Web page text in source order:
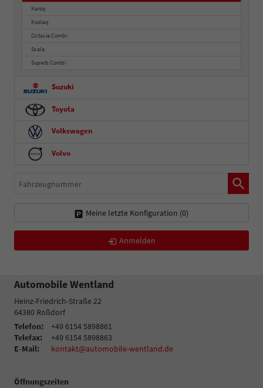
Karoq
Kodiaq
Octavia Combi
Scala
Superb Combi
Suzuki
Toyota
Volkswagen
Volvo
Fahrzeugnummer
Meine letzte Konfiguration (0)
Anmelden
Automobile Wentland
Heinz-Friedrich-Straße 22
64380 Roßdorf
Telefon:
+49 6154 5898861
Telefax:
+49 6154 5898863
E-Mail:
kontakt@automobile-wentland.de
Öffnungszeiten